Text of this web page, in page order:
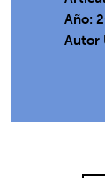
Año:
Autor